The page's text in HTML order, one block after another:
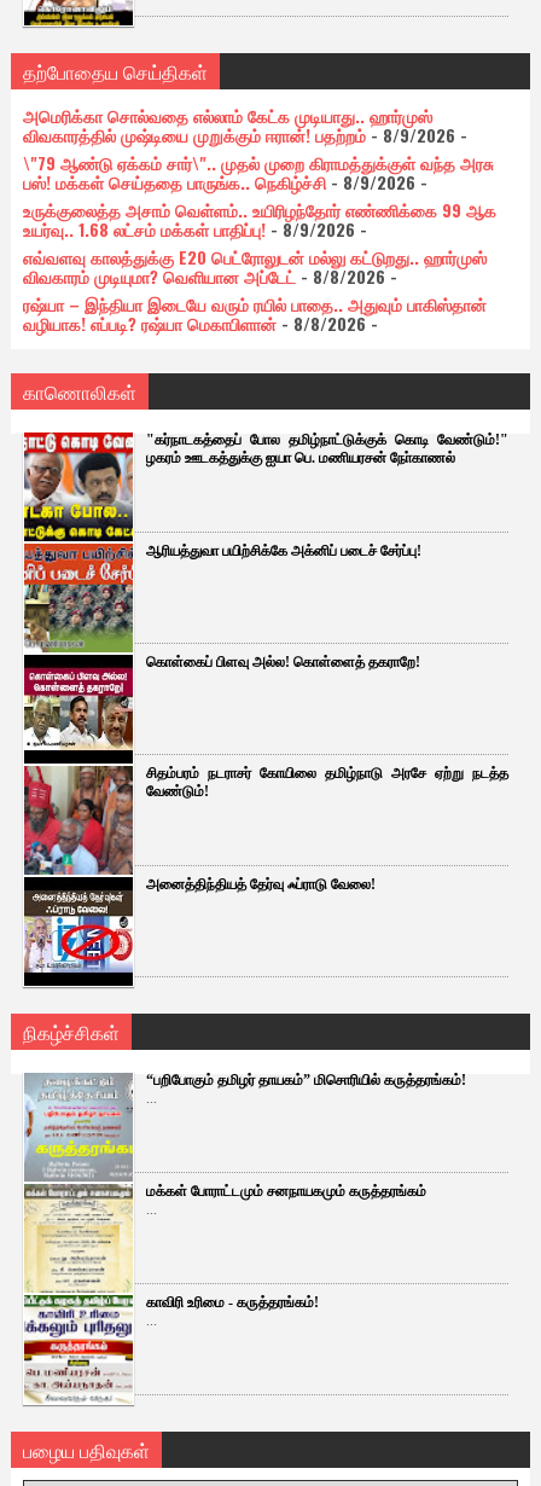
தற்போதைய செய்திகள்
அமெரிக்கா சொல்வதை எல்லாம் கேட்க முடியாது.. ஹார்முஸ்
விவகாரத்தில் முஷ்டியை முறுக்கும் ஈரான்! பதற்றம்- 8/9/2026 -
\"79 ஆண்டு ஏக்கம் சார்\".. முதல் முறை கிராமத்துக்குள் வந்த அரசு
பஸ்! மக்கள் செய்ததை பாருங்க.. நெகிழ்ச்சி- 8/9/2026 -
உருக்குலைத்த அசாம் வெள்ளம்.. உயிரிழந்தோர் எண்ணிக்கை 99 ஆக
உயர்வு.. 1.68 லட்சம் மக்கள் பாதிப்பு!- 8/9/2026 -
எவ்வளவு காலத்துக்கு E20 பெட்ரோலுடன் மல்லு கட்டுறது.. ஹார்முஸ்
விவகாரம் முடியுமா? வெளியான அப்டேட் - 8/8/2026-
ரஷ்யா – இந்தியா இடையே வரும் ரயில் பாதை.. அதுவும் பாகிஸ்தான்
வழியாக! எப்படி? ரஷ்யா மெகாபிளான்- 8/8/2026-
காணொலிகள்
"கர்நாடகத்தைப் போல தமிழ்நாட்டுக்குக் கொடி வேண்டும்!"
ழகரம் ஊடகத்துக்கு ஐயா பெ. மணியரசன் நோ்காணல்
ஆரியத்துவா பயிற்சிக்கே அக்னிப் படைச் சேர்ப்பு!
கொள்கைப் பிளவு அல்ல! கொள்ளைத் தகராறே!
சிதம்பரம் நடராசர் கோயிலை தமிழ்நாடு அரசே ஏற்று நடத்த
வேண்டும்!
அனைத்திந்தியத் தேர்வு ஃப்ராடு வேலை!
நிகழ்ச்சிகள்
“பறிபோகும் தமிழர் தாயகம்” மிசொரியில் கருத்தரங்கம்!
...
மக்கள் போராட்டமும் சனநாயகமும் கருத்தரங்கம்
...
காவிரி உரிமை - கருத்தரங்கம்!
...
பழைய பதிவுகள்